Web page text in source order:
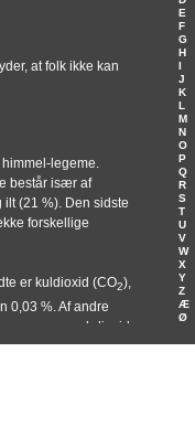
E
F
G
H
I
J
K
L
M
N
O
P
Q
R
S
T
U
V
W
X
Y
Z
Æ
Ø
at folk ikke kan
legeme.
består især af
(21 %). Den sidste
forskellige
er kuldioxid (CO2),
0,03 %. Af andre
argon, svovl-dioxid,
Atmosfæren